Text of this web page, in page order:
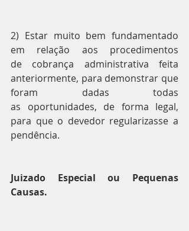
2) Estar muito bem fundamentado
em relação aos procedimentos
de cobrança administrativa feita
anteriormente, para demonstrar que
foram dadas todas
as oportunidades, de forma legal,
para que o devedor regularizasse a
pendência.
Juizado Especial ou Pequenas
Causas.